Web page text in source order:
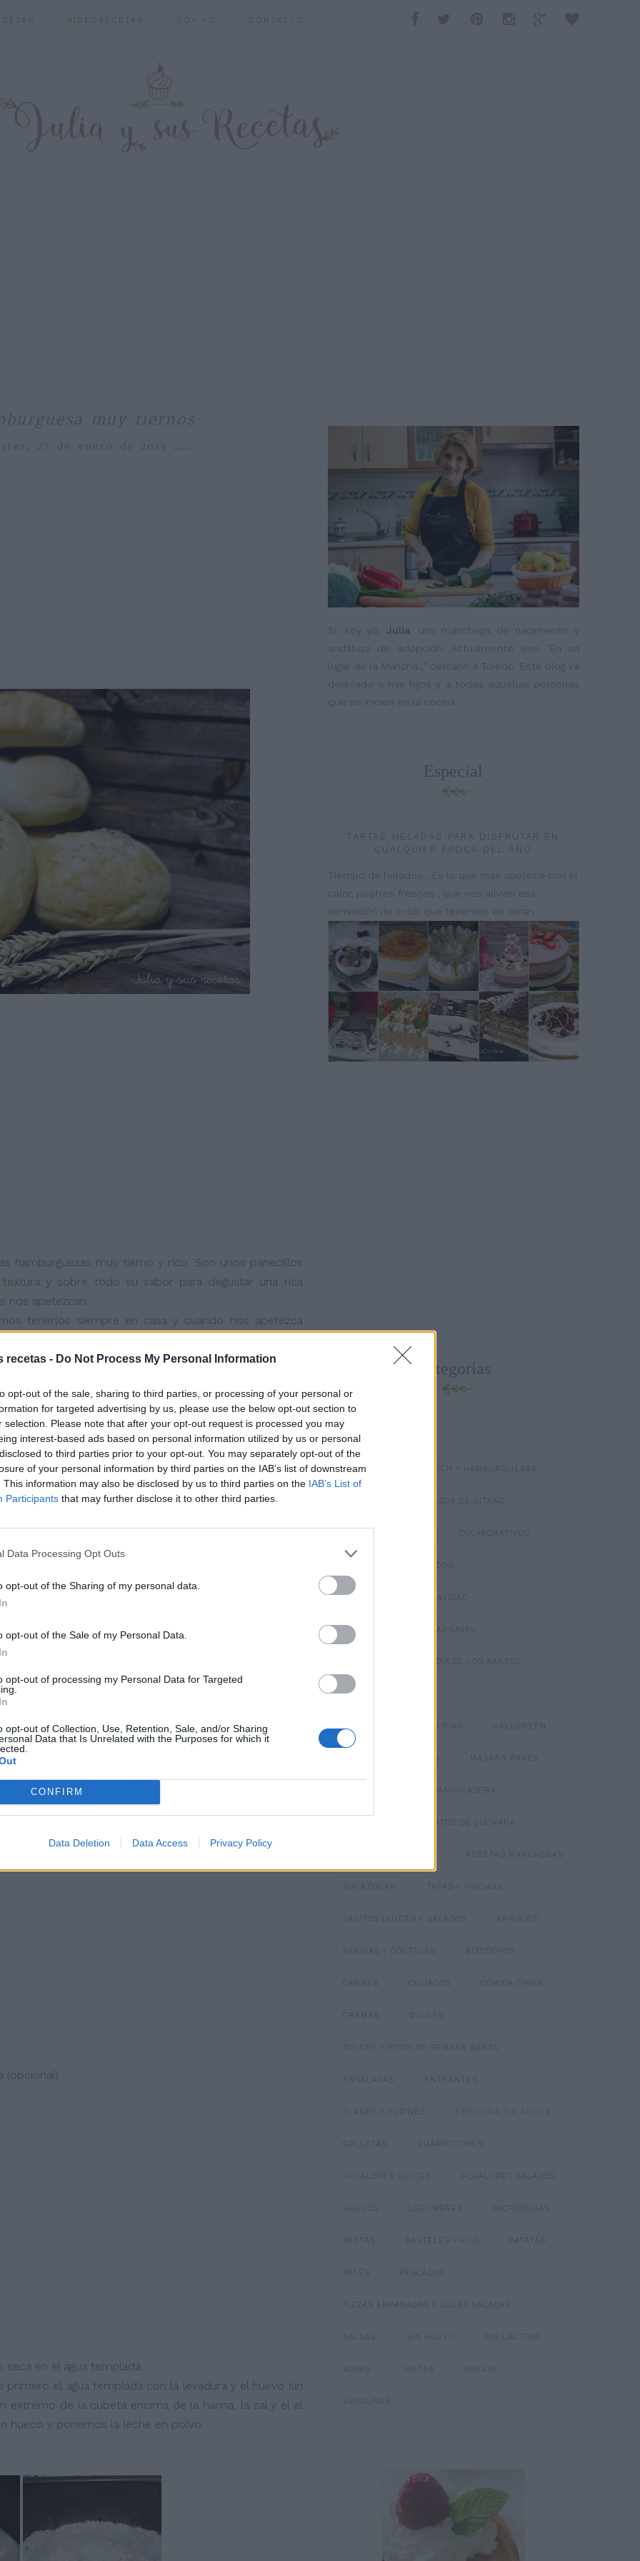
recetas - Do Not Process My Personal Information
opt-out of the sale, sharing to third parties, or processing of your personal or
for targeted advertising by us, please use the below opt-out section to
selection. Please note that after your opt-out request is processed you may
interest-based ads based on personal information utilized by us or personal
to third parties prior to your opt-out. You may separately opt-out of the
of your personal information by third parties on the IAB’s list of downstream
This information may also be disclosed by us to third parties on the IAB’s List of
Participants that may further disclose it to other third parties.
Data Processing Opt Outs
opt-out of the Sharing of my personal data.
opt-out of the Sale of my Personal Data.
opt-out of processing my Personal Data for Targeted
opt-out of Collection, Use, Retention, Sale, and/or Sharing
Data that Is Unrelated with the Purposes for which it
CONFIRM
Data Deletion Data Access Privacy Policy
muy tiernos
27 de enero de 2015
hamburguesas muy tierno y rico. Son unos panecillos
y sobre todo su sabor para degustar una rica
apetezcan...
tenerlos siempre en casa y cuando nos apetezca
y lo dejamos descongelar a temperatura ambiente y
8 panecillos
10g de levadura fresca de panadero
en el agua templada.
el agua templada con la levadura y el huevo sin
extremo de la cubeta encima de la harina, la sal y el el
hueco y ponemos la leche en polvo.
Sí, soy yo.Julia , una manchega de nacimiento y
andaluza de adopción. Actualmente vivo "En un
lugar de la Mancha..." cercano a Toledo. Este blog va
dedicado a mis hijos y a todas aquellas personas
que se inicien en la cocina.
Especial
TARTAS HELADAS PARA DISFRUTAR EN
CUALQUIER ÉPOCA DEL AÑO
Tiempo de helados... Es lo que más apetece con el
calor, postres frescos , que nos alivien esa
sensación de color que tenemos en veran...
Categorías
BATIDOS Y ZUMOS
BOCADILLOS Y SÁNDWICH Y HAMBURGUESAS
BRAZOS DE GITANO
COLABORATIVOS
DULCES TÍPICOS DE NAVIDAD
DULCES TÍPICOS DE CARNAVAL
DULCES TÍPICOS DEL DÍA DE LOS SANTOS
ESPECIAL NAVIDAD
GAZPACHOS Y SOPAS FRIAS HALLOWEEN
MASAS Y PANES
PANIFICADORA
PLATOS DE CUCHARA
RECETAS MANCHEGAS
SIN AZÚCAR TAPAS Y PINCHOS
VASITOS DULCES Y SALADOS ARROCES
BEBIDAS Y CÓCTELES BIZCOCHOS
CARNES CELIACOS COMIDA CHINA
CREMAS
DULCES TIPICOS DE SEMANA SANTA
ENSALADAS ENTRANTES
FLANES Y PUDINES FREIDORA SIN ACEITE
GALLETAS GUARNICIONES
HOJALDRES DULCES HOJALDRES SALADOS
HUEVOS LEGUMBRES MICROONDAS
PASTAS PASTELES FRÍOS PATATAS
PATÉS PESCADOS
PIZZAS EMPANADAS Y COCAS SALADAS
SALSAS SIN HUEVO SIN LACTOSA
SOPAS TARTAS VARIOS
VERDURAS